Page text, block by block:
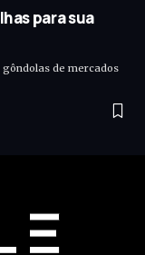
para sua
de mercados